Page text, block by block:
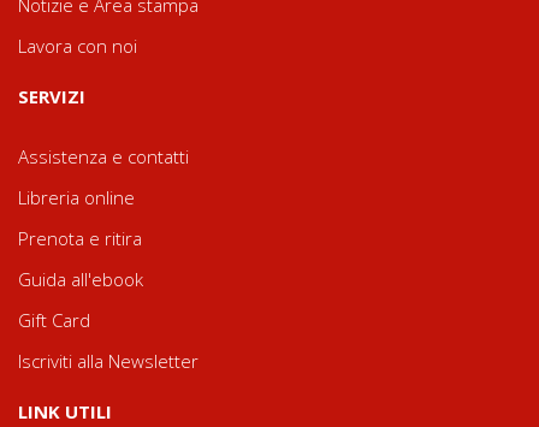
Lavora con noi
SERVIZI
Assistenza e contatti
Libreria online
Prenota e ritira
Guida all'ebook
Gift Card
Iscriviti alla Newsletter
LINK UTILI